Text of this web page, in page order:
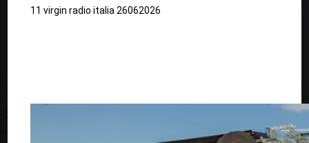
11 virgin radio italia 26062026